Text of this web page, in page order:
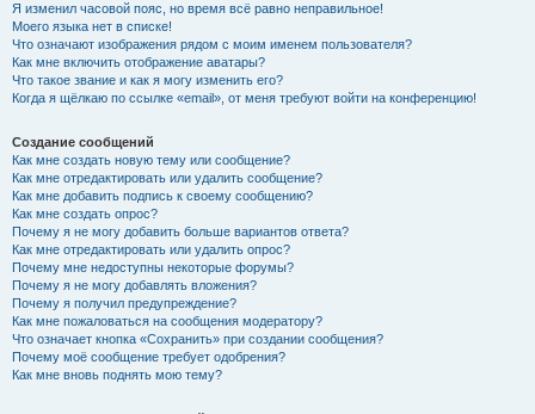
Я изменил часовой пояс, но время всё равно неправильное!
Моего языка нет в списке!
Что означают изображения рядом с моим именем пользователя?
Как мне включить отображение аватары?
Что такое звание и как я могу изменить его?
Когда я щёлкаю по ссылке «email», от меня требуют войти на конференцию!
Создание сообщений
Как мне создать новую тему или сообщение?
Как мне отредактировать или удалить сообщение?
Как мне добавить подпись к своему сообщению?
Как мне создать опрос?
Почему я не могу добавить больше вариантов ответа?
Как мне отредактировать или удалить опрос?
Почему мне недоступны некоторые форумы?
Почему я не могу добавлять вложения?
Почему я получил предупреждение?
Как мне пожаловаться на сообщения модератору?
Что означает кнопка «Сохранить» при создании сообщения?
Почему моё сообщение требует одобрения?
Как мне вновь поднять мою тему?